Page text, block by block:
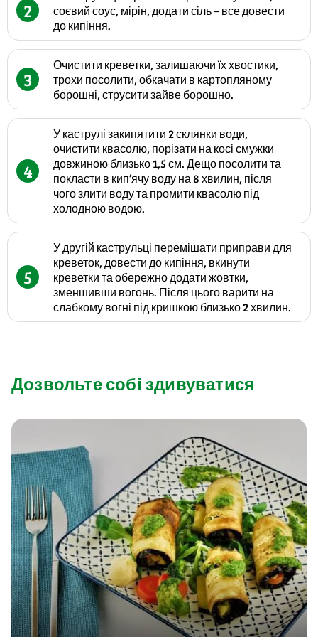
2
соєвий соус, мірін, додати сіль – все довести
до кипіння.
3
Очистити креветки, залишаючи їх хвостики,
трохи посолити, обкачати в картопляному
борошні, струсити зайве борошно.
4
У каструлі закипятити 2 склянки води,
очистити квасолю, порізати на косі смужки
довжиною близько 1,5 см. Дещо посолити та
покласти в кип’ячу воду на 8 хвилин, після
чого злити воду та промити квасолю під
холодною водою.
5
У другій каструльці перемішати приправи для
креветок, довести до кипіння, вкинути
креветки та обережно додати жовтки,
зменшивши вогонь. Після цього варити на
слабкому вогні під кришкою близько 2 хвилин.
Дозвольте собі здивуватися